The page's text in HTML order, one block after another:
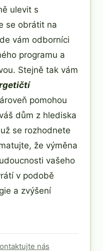
ulevit s
se obrátit na
vám odborníci
programu a
Stejně tak vám
pomohou
dům z hlediska
se rozhodnete
že výměna
vašeho
v podobě
a zvýšení
nás